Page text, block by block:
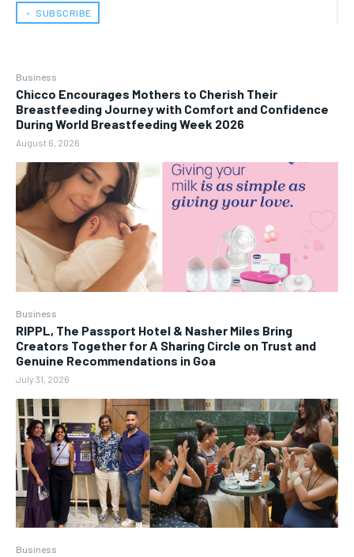
﹢ SUBSCRIBE
Business
Chicco Encourages Mothers to Cherish Their
Breastfeeding Journey with Comfort and Confidence
During World Breastfeeding Week 2026
August 6, 2026
Business
RIPPL, The Passport Hotel & Nasher Miles Bring
Creators Together for A Sharing Circle on Trust and
Genuine Recommendations in Goa
July 31, 2026
Business